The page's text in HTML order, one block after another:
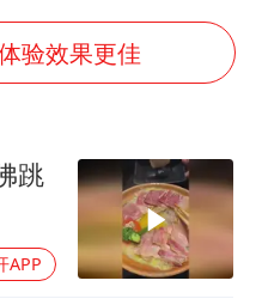
窦靖童好搭
生千万避开六大误区
舒适度地图
开新局
验效果更佳
跳
APP